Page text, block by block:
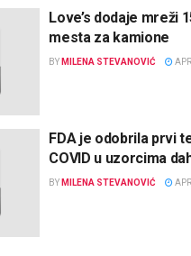
Love’s dodaje mreži
mesta za kamione
BY MILENA STEVANOVIĆ
FDA je odobrila prvi
COVID u uzorcima
BY MILENA STEVANOVIĆ